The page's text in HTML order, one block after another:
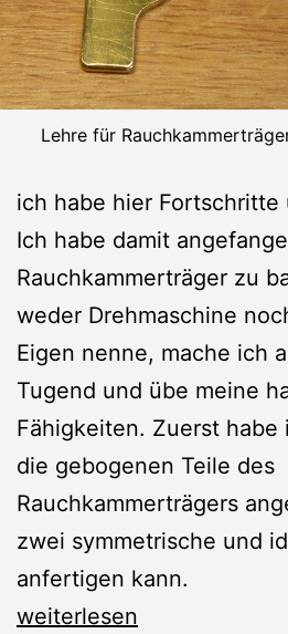
Lehre für
ich habe hier Fortschritte
Ich habe damit
Rauchkammerträger zu
weder Drehmaschine
Eigen nenne, mache ich
Tugend und übe meine
Fähigkeiten. Zuerst
die gebogenen Teile des
Rauchkammerträgers
zwei symmetrische und
anfertigen kann.
Konstruktion
weiterlesen